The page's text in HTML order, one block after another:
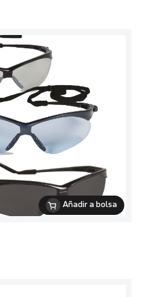
Añadir a bolsa